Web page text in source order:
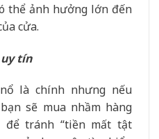
thể ảnh hưởng lớn đến
cửa.
tín
là chính nhưng nếu
sẽ mua nhầm hàng
để tránh “tiền mất tật